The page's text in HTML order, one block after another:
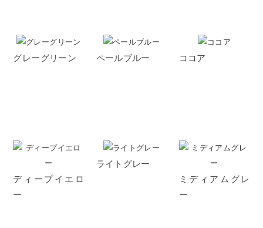
グレーグリーン ペールブルー ココア
ディープイエロ
ー
ライトグレー
ミディアムグレ
ー